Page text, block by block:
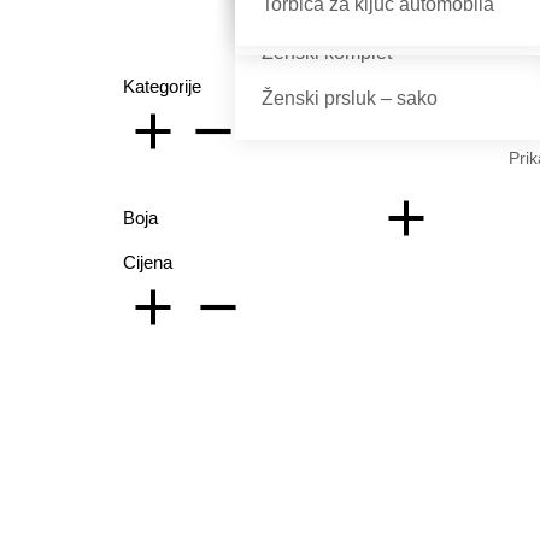
Ženske torbice
Ženski komplet
Ženski prsluk – sako
Papuče
Torbica za ključ automobila
Kategorije
Boja
Cijena